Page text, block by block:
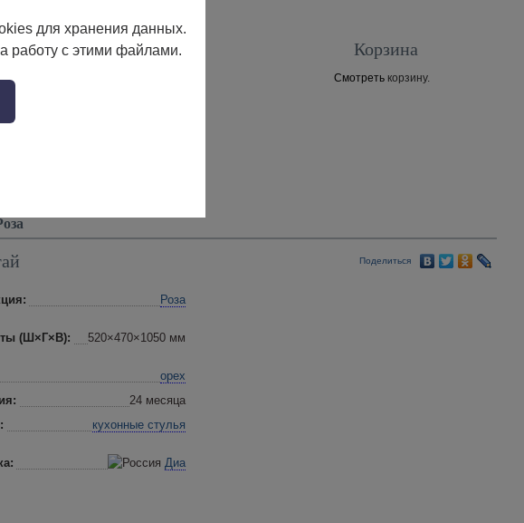
до 18:00
звонок
Корзина
Смотреть корзину.
Поделиться
Роза
(Ш×Г×В): 520×470×1050 мм
орех
24 месяца
кухонные стулья
Диа
для хранения данных.
работу с этими файлами.